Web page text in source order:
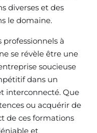
diverses et des
le domaine.
professionnels à
se révèle être une
soucieuse
dans un
interconnecté. Que
ou acquérir de
de ces formations
et